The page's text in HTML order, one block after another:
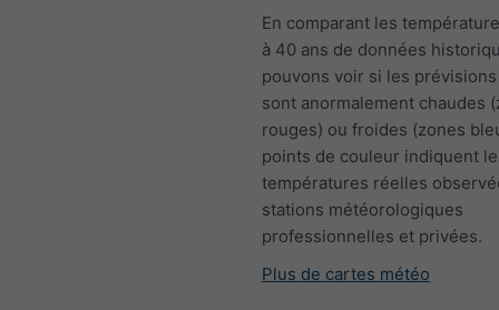
En comparant les
à 40 ans de données
pouvons voir si les
sont anormalement chaudes
rouges) ou froides (zones
points de couleur indiquent
températures réelles
stations météorologiques
professionnelles et privées.
Plus de cartes météo